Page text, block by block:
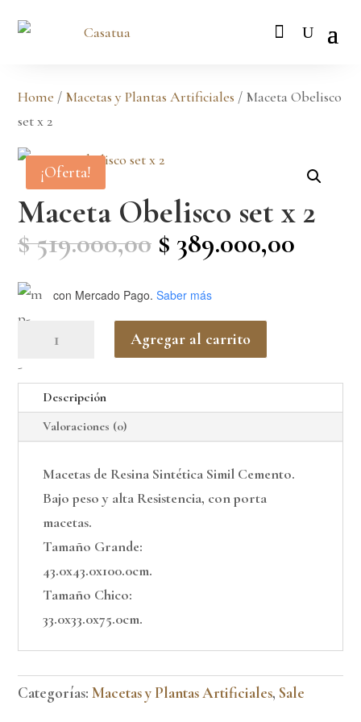
Home / Macetas y Plantas Artificiales / Maceta Obelisco
set x 2
¡Oferta!
Maceta Obelisco set x 2
$519.000,00 Original
price
was:
$ 519.000,00.
$ 389.000,00
con Mercado Pago. Saber más
set
Agregar al carrito
Descripción
Valoraciones (0)
Macetas de Resina Sintética Simil Cemento.
Bajo peso y alta Resistencia, con porta
macetas.
Tamaño Grande:
43.0x43.0x100.0cm.
Tamaño Chico:
33.0x33.0x75.0cm.
Categorías:Macetas y Plantas Artificiales, Sale